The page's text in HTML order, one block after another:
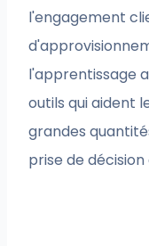
l'engagement
l'apprentissage
outils qui aident
grandes
prise de